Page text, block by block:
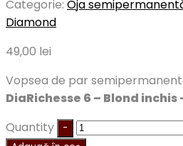
Categorie: Oja
Diamond
49,00 lei
Vopsea de par
DiaRichesse 6 – Blond inchis
Quantity